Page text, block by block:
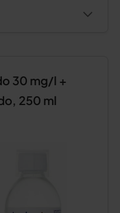
30 mg/l +
250 ml